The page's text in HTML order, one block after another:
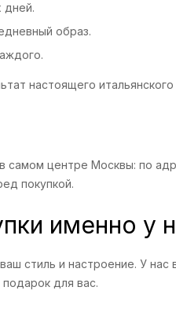
дней.
образ.
настоящего
самом центре Москвы: по
покупкой.
именно у
стиль и настроение. У нас
для вас.